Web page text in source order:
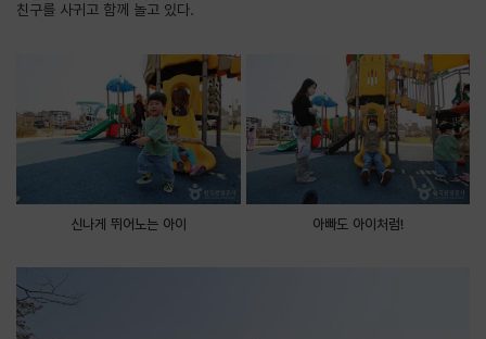
친구를 사귀고 함께 놀고 있다.
신나게 뛰어노는 아이 아빠도 아이처럼!